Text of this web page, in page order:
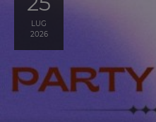
LUG
2026